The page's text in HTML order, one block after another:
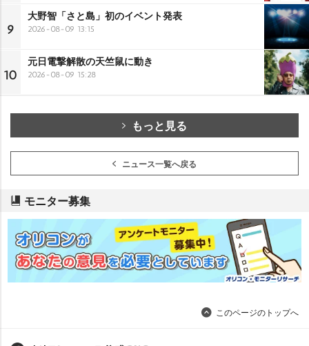
9
大野智「さと島」初のイベント発表
2026-08-09 13:15
10
元日電撃解散の天竺鼠に動き
2026-08-09 15:28
もっと見る
ニュース一覧へ戻る
モニター募集
このページのトップへ